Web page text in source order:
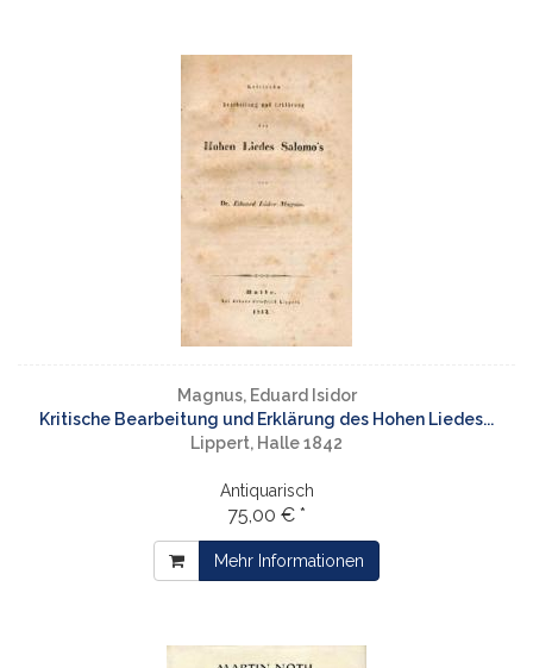
Magnus, Eduard Isidor
Kritische Bearbeitung und Erklärung des Hohen Liedes...
Lippert, Halle 1842
Antiquarisch
75,00 € *
Mehr Informationen